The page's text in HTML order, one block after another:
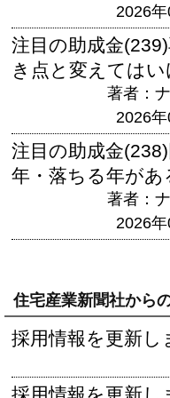
2026
注目の助成金
き点と変えては
著者：
2026
注目の助成金
年・落ちる年があ
著者：
2026
住宅産業新聞社から
採用情報を更新し
採用情報を更新し